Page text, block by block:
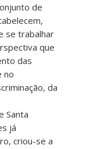
de
se trabalhar
que
das
no
da
Santa
já
criou-se a